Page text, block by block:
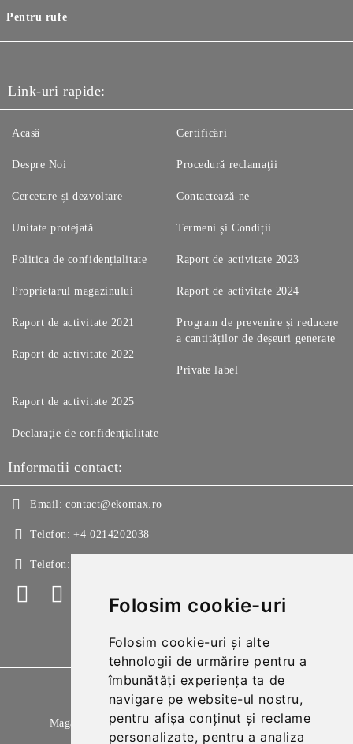
Folosim cookie-uri
Folosim cookie-uri și alte
tehnologii de urmărire pentru a
îmbunătăți experiența ta de
navigare pe website-ul nostru,
pentru afișa conținut și reclame
personalizate, pentru a analiza
Pentru rufe
Link-uri rapide:
Acasă
Despre Noi
Cercetare și dezvoltare
Unitate protejată
Certificări
Procedură reclamaţii
Contactează-ne
Termeni și Condiții
Politica de confidențialitate
Proprietarul magazinului
Raport de activitate 2021
Raport de activitate 2022
Raport de activitate 2023
Raport de activitate 2024
Program de prevenire și reducere
a cantităților de deșeuri generate
Private label
Raport de activitate 2025
Declaraţie de confidenţialitate
Informatii contact:
Email: contact@ekomax.ro
Telefon: +4 0214202038
Telefon:
Magazinul nostru respecta 100% prevederile GDPR.